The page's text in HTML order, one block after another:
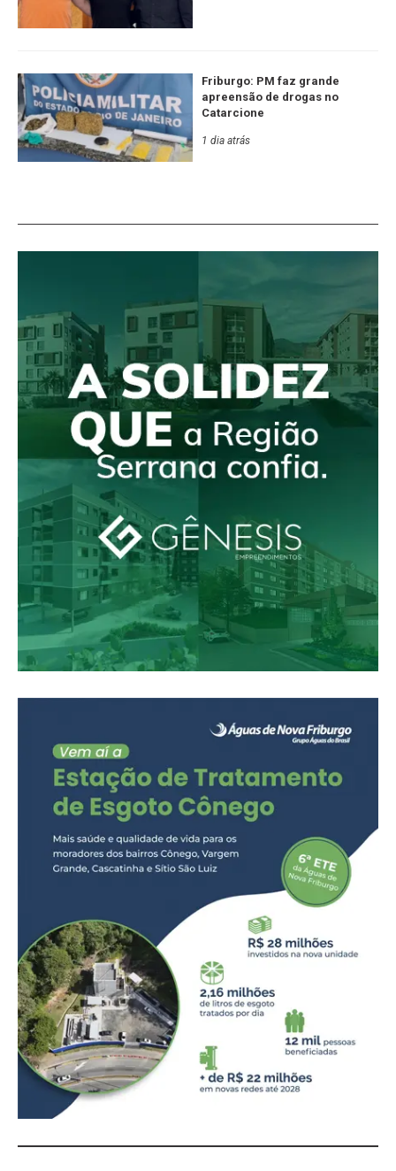
Friburgo: PM faz grande
apreensão de drogas no
Catarcione
1 dia atrás